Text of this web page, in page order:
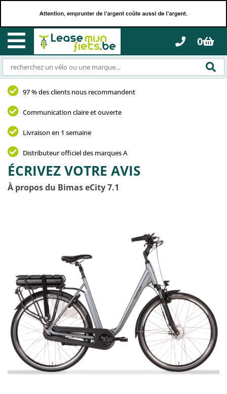
0
97 % des clients nous recommandent
Communication claire et ouverte
Livraison en 1 semaine
Distributeur officiel des marques A
ÉCRIVEZ VOTRE AVIS
À propos du Bimas eCity 7.1